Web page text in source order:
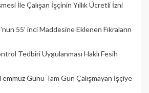
İle Çalışan İşçinin Yıllık Üc­retli İzni
55’ inci Maddesine Eklenen Fıkraların
Tedbiri Uygulanması Haklı Fesih
Günü Tam Gün Çalışmayan İşçiye